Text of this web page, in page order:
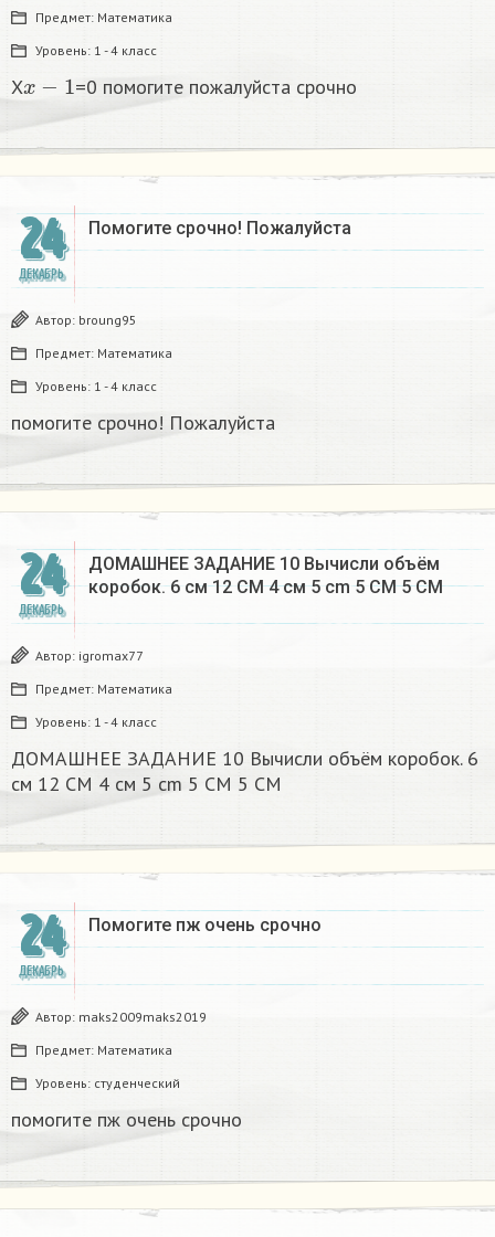
Предмет: Математика
Уровень: 1 - 4 класс
X =0 помогите пожалуйста срочно
24
ДЕКАБРЬ
Помогите срочно! Пожалуйста
Автор: broung95
Предмет: Математика
Уровень: 1 - 4 класс
помогите срочно! Пожалуйста
24
ДЕКАБРЬ
ДОМАШНЕЕ ЗАДАНИЕ 10 Вычисли объём
коробок. 6 см 12 CM 4 см 5 cm 5 CM 5 CM​
Автор: igromax77
Предмет: Математика
Уровень: 1 - 4 класс
ДОМАШНЕЕ ЗАДАНИЕ 10 Вычисли объём коробок. 6
см 12 CM 4 см 5 cm 5 CM 5 CM​
24
ДЕКАБРЬ
Помогите пж очень срочно​
Автор: maks2009maks2019
Предмет: Математика
Уровень: студенческий
помогите пж очень срочно​